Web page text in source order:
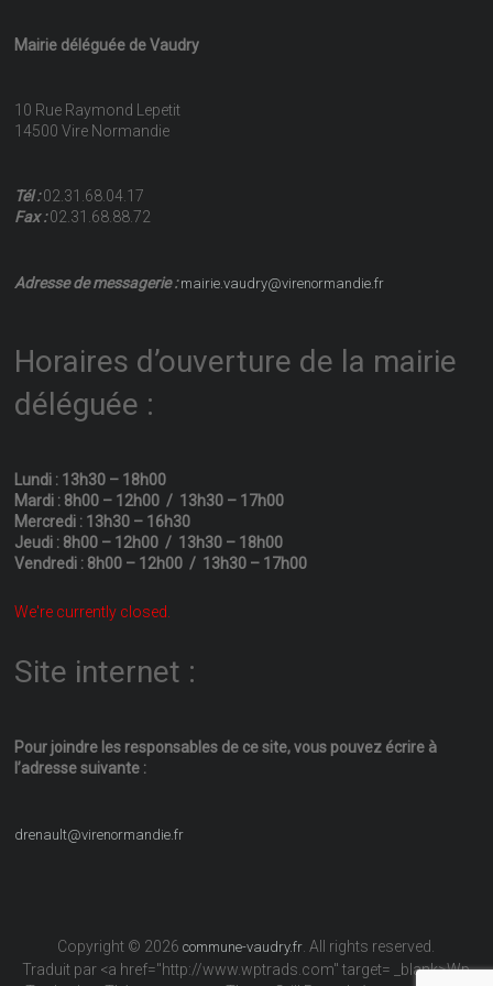
Mairie déléguée de Vaudry
10 Rue Raymond Lepetit
14500 Vire Normandie
Tél :02.31.68.04.17
Fax :02.31.68.88.72
Adresse de messagerie :mairie.vaudry@virenormandie.fr
Horaires d’ouverture de la mairie
déléguée :
Lundi : 13h30 – 18h00
Mardi : 8h00 – 12h00 / 13h30 – 17h00
Mercredi : 13h30 – 16h30
Jeudi : 8h00 – 12h00 / 13h30 – 18h00
Vendredi : 8h00 – 12h00 / 13h30 – 17h00
We're currently closed.
Site internet :
Pour joindre les responsables de ce site, vous pouvez écrire à
l’adresse suivante :
drenault@virenormandie.fr
Copyright © 2026commune-vaudry.fr . All rights reserved.
Traduit par <a href="http://www.wptrads.com" target= _blank>Wp